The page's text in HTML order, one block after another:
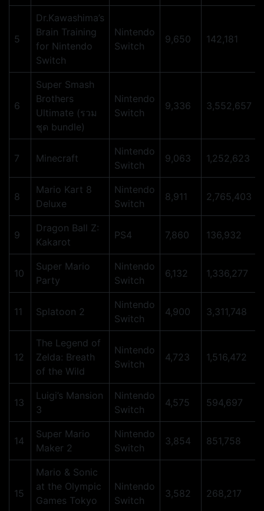
5
Dr.Kawashima’s
Brain Training
for Nintendo
Switch
Nintendo
Switch
9,650 142,181
6
Super Smash
Brothers
Ultimate (รวม
ชุด bundle)
Nintendo
Switch
9,336 3,552,657
7 Minecraft
Nintendo
Switch
9,063 1,252,623
8
Mario Kart 8
Deluxe
Nintendo
Switch
8,911 2,765,403
9
Dragon Ball Z:
Kakarot
PS4 7,860 136,932
10
Super Mario
Party
Nintendo
Switch
6,132 1,336,277
11 Splatoon 2
Nintendo
Switch
4,900 3,311,748
12
The Legend of
Zelda: Breath
of the Wild
Nintendo
Switch
4,723 1,516,472
13
Luigi’s Mansion
3
Nintendo
Switch
4,575 594,697
14
Super Mario
Maker 2
Nintendo
Switch
3,854 851,758
15
Mario & Sonic
at the Olympic
Games Tokyo
Nintendo
Switch
3,582 268,217